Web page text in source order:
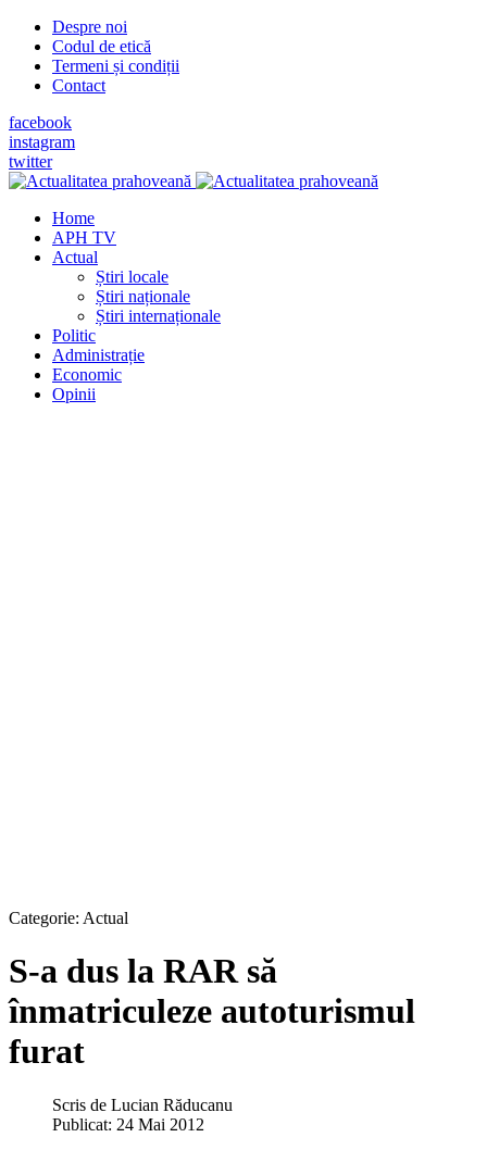
Despre noi
Codul de etică
Termeni și condiții
Contact
facebook
instagram
twitter
Home
APH TV
Actual
Știri locale
Știri naționale
Știri internaționale
Politic
Administrație
Economic
Opinii
Categorie: Actual
S-a dus la RAR să
înmatriculeze autoturismul
furat
Scris de Lucian Răducanu
Publicat: 24 Mai 2012